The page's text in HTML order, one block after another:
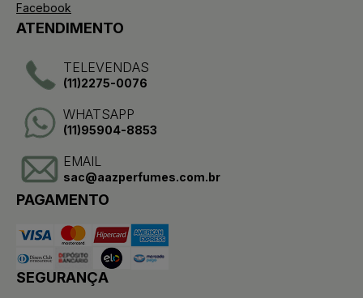
Facebook
ATENDIMENTO
TELEVENDAS
(11)2275-0076
WHATSAPP
(11)95904-8853
EMAIL
sac@aazperfumes.com.br
PAGAMENTO
SEGURANÇA